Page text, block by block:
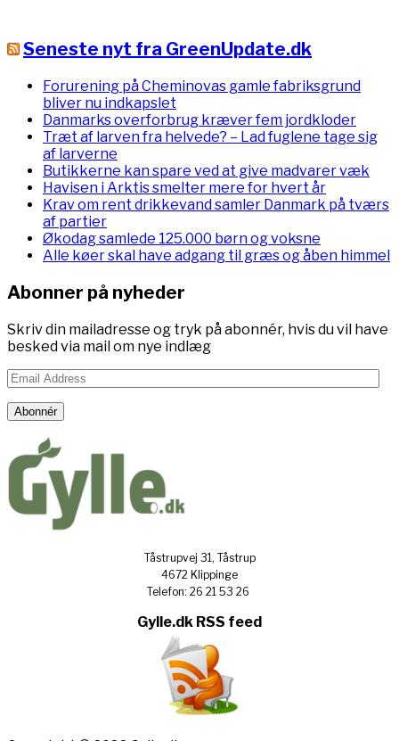
Seneste nyt fra GreenUpdate.dk
Forurening på Cheminovas gamle fabriksgrund
bliver nu indkapslet
Danmarks overforbrug kræver fem jordkloder
Træt af larven fra helvede? – Lad fuglene tage sig
af larverne
Butikkerne kan spare ved at give madvarer væk
Havisen i Arktis smelter mere for hvert år
Krav om rent drikkevand samler Danmark på tværs
af partier
Økodag samlede 125.000 børn og voksne
Alle køer skal have adgang til græs og åben himmel
Abonner på nyheder
Skriv din mailadresse og tryk på abonnér, hvis du vil have
besked via mail om nye indlæg
Email
Address
Abonnér
Tåstrupvej 31, Tåstrup
4672 Klippinge
Telefon: 26 21 53 26
Gylle.dk RSS feed